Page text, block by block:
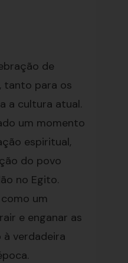
de
tanto para os
a cultura atual.
um momento
espiritual,
do povo
no Egito.
um
e enganar as
à verdadeira